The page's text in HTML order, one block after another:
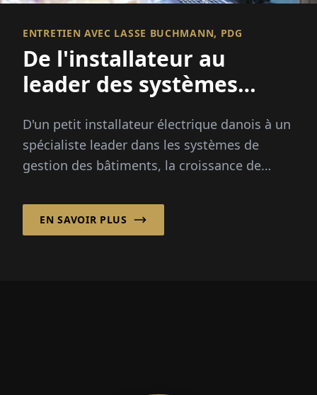
ENTRETIEN AVEC LASSE BUCHMANN, PDG
De l'installateur au
leader des systèmes
D'un petit installateur électrique danois à un
spécialiste leader dans les systèmes de
gestion des bâtiments, la croissance de
croissante...
EN SAVOIR PLUS